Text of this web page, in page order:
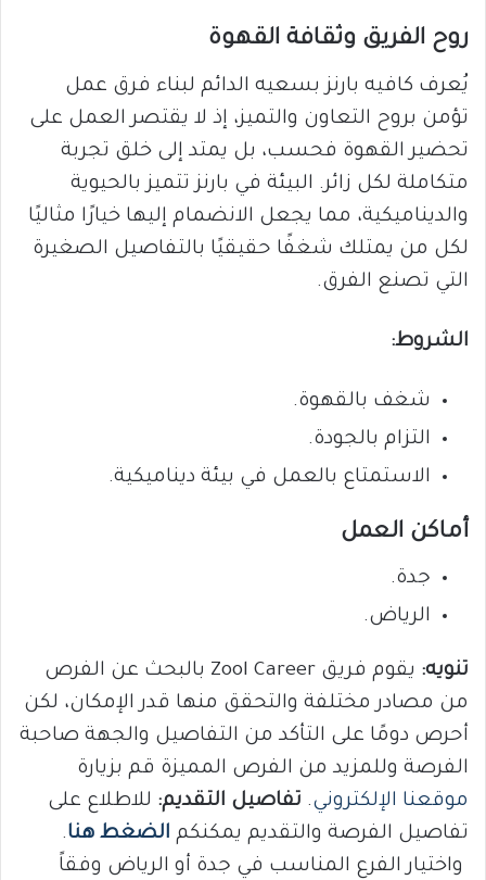
روح الفريق وثقافة القهوة
يُعرف كافيه بارنز بسعيه الدائم لبناء فرق عمل
تؤمن بروح التعاون والتميز، إذ لا يقتصر العمل على
تحضير القهوة فحسب، بل يمتد إلى خلق تجربة
متكاملة لكل زائر. البيئة في بارنز تتميز بالحيوية
والديناميكية، مما يجعل الانضمام إليها خيارًا مثاليًا
لكل من يمتلك شغفًا حقيقيًا بالتفاصيل الصغيرة
التي تصنع الفرق.
الشروط:
شغف بالقهوة.
التزام بالجودة.
الاستمتاع بالعمل في بيئة ديناميكية.
أماكن العمل
جدة.
الرياض.
تنويه:
يقوم فريق Zool Career بالبحث عن الفرص
من مصادر مختلفة والتحقق منها قدر الإمكان، لكن
أحرص دومًا على التأكد من التفاصيل والجهة صاحبة
الفرصة وللمزيد من الفرص المميزة قم بزيارة
موقعنا الإلكتروني. تفاصيل التقديم: للاطلاع على
تفاصيل الفرصة والتقديم يمكنكم الضغط هنا.
واختيار الفرع المناسب في جدة أو الرياض وفقاً